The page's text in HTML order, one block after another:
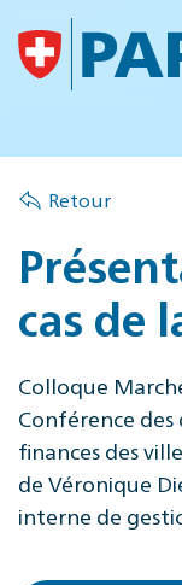
Accéder au
Retour
cas de
Colloque
Conférence
finances des
de Véronique
interne de